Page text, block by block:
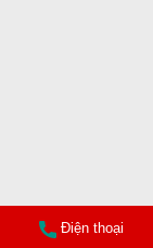
Điện thoại